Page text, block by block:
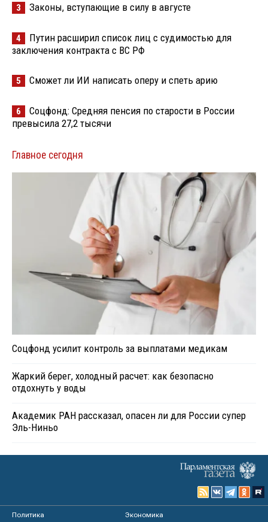
3 Законы, вступающие в силу в августе
4
Путин расширил список лиц с судимостью для
заключения контракта с ВС РФ
5 Сможет ли ИИ написать оперу и спеть арию
6
Соцфонд: Средняя пенсия по старости в России
превысила 27,2 тысячи
Главное сегодня
Соцфонд усилит контроль за выплатами медикам
Жаркий берег, холодный расчет: как безопасно
отдохнуть у воды
Академик РАН рассказал, опасен ли для России супер
Эль-Ниньо
Политика
Экономика